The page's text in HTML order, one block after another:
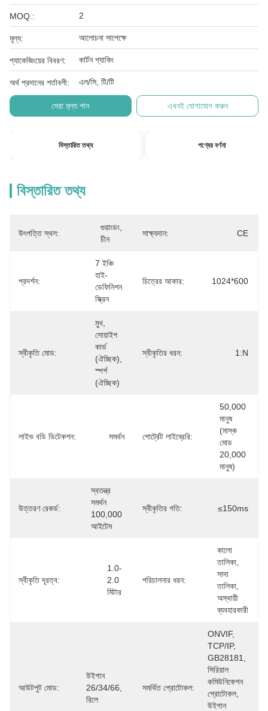
MOQ.: 2
মূল্য: আলোচনা সাপেক্ষে
প্যাকেজিংয়ের বিবরণ: কার্টন প্যাকিং
অর্থ প্রদানের শর্তাবলী: এল/সি, টি/টি
সেরা মূল্য পান এখনই যোগাযোগ করুন
বিস্তারিত তথ্য পণ্যের বর্ণনা
বিস্তারিত তথ্য
উৎপত্তি স্থল:
গুয়াংডং,
চীন
সাক্ষ্যদান: CE
প্রদর্শন:
7 ইঞ্চি
হাই-
ডেফিনিশন
স্ক্রিন
চিত্রের আকার: 1024*600
স্বীকৃতি মোড:
মুখ,
সোয়াইপ
কার্ড
(ঐচ্ছিক),
স্পর্শ
(ঐচ্ছিক)
স্বীকৃতির ধরন: 1:N
লাইভ বডি ডিটেকশন: সমর্থন পোর্ট্রেট লাইব্রেরি:
50,000
মানুষ
(মাস্ক
মোড
20,000
মানুষ)
উত্তরণ রেকর্ড:
স্বতন্ত্র
সমর্থন
100,000
আইটেম
স্বীকৃতির গতি: ≤150ms
স্বীকৃতি দূরত্ব:
1.0-
2.0
মিটার
পরিচালনার ধরন:
কালো
তালিকা,
সাদা
তালিকা,
অস্থায়ী
ব্যবহারকারী
আউটপুট মোড:
উইগান
26/34/66,
রিলে
সমর্থিত প্রোটোকল:
ONVIF,
TCP/IP,
GB28181,
সিরিয়াল
কমিউনিকেশন
প্রোটোকল,
উইগান